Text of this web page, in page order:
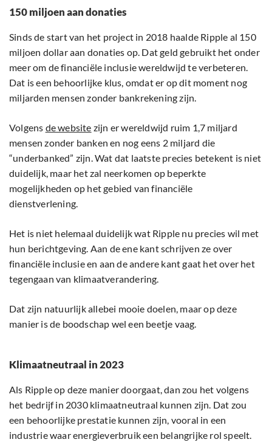
150 miljoen aan donaties
Sinds de start van het project in 2018 haalde Ripple al 150
miljoen dollar aan donaties op. Dat geld gebruikt het onder
meer om de financiële inclusie wereldwijd te verbeteren.
Dat is een behoorlijke klus, omdat er op dit moment nog
miljarden mensen zonder bankrekening zijn.
Volgens de website zijn er wereldwijd ruim 1,7 miljard
mensen zonder banken en nog eens 2 miljard die
“underbanked” zijn. Wat dat laatste precies betekent is niet
duidelijk, maar het zal neerkomen op beperkte
mogelijkheden op het gebied van financiële
dienstverlening.
Het is niet helemaal duidelijk wat Ripple nu precies wil met
hun berichtgeving. Aan de ene kant schrijven ze over
financiële inclusie en aan de andere kant gaat het over het
tegengaan van klimaatverandering.
Dat zijn natuurlijk allebei mooie doelen, maar op deze
manier is de boodschap wel een beetje vaag.
Klimaatneutraal in 2023
Als Ripple op deze manier doorgaat, dan zou het volgens
het bedrijf in 2030 klimaatneutraal kunnen zijn. Dat zou
een behoorlijke prestatie kunnen zijn, vooral in een
industrie waar energieverbruik een belangrijke rol speelt.